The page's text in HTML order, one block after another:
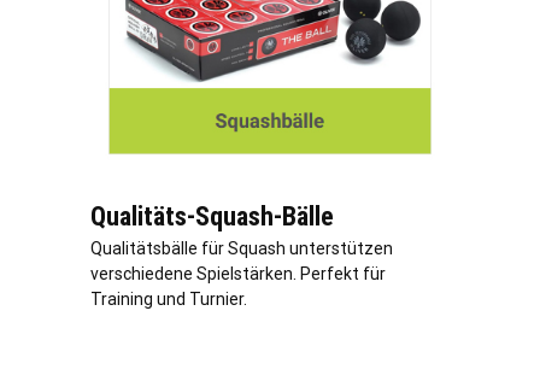
Qualitäts-Squash-Bälle
Qualitätsbälle für Squash unterstützen
verschiedene Spielstärken. Perfekt für
Training und Turnier.